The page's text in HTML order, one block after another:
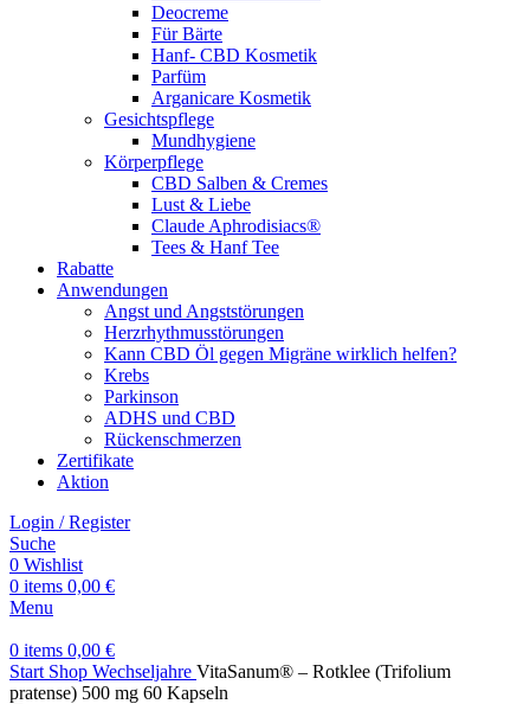
Deocreme
Für Bärte
Hanf- CBD Kosmetik
Parfüm
Arganicare Kosmetik
Gesichtspflege
Mundhygiene
Körperpflege
CBD Salben & Cremes
Lust & Liebe
Claude Aphrodisiacs®
Tees & Hanf Tee
Rabatte
Anwendungen
Angst und Angststörungen
Herzrhythmusstörungen
Kann CBD Öl gegen Migräne wirklich helfen?
Krebs
Parkinson
ADHS und CBD
Rückenschmerzen
Zertifikate
Aktion
Login / Register
Suche
0 Wishlist
0 items 0,00 €
Menu
0 items 0,00 €
Start Shop Wechseljahre VitaSanum® – Rotklee (Trifolium
pratense) 500 mg 60 Kapseln